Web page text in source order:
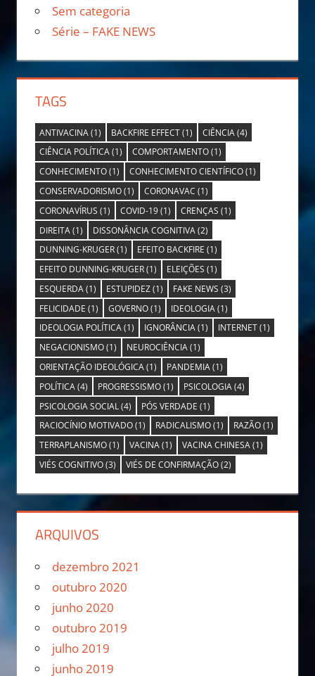
Sem categoria
Série – FAKE NEWS
TAGS
ANTIVACINA(1) BACKFIRE EFFECT(1) CIÊNCIA(4)
CIÊNCIA POLÍTICA(1) COMPORTAMENTO(1)
CONHECIMENTO(1) CONHECIMENTO CIENTÍFICO(1)
CONSERVADORISMO(1) CORONAVAC (1)
CORONAVÍRUS (1) COVID-19(1) CRENÇAS (1)
DIREITA(1) DISSONÂNCIA COGNITIVA(2)
DUNNING-KRUGER(1) EFEITO BACKFIRE (1)
EFEITO DUNNING-KRUGER(1) ELEIÇÕES (1)
ESQUERDA(1) ESTUPIDEZ(1) FAKE NEWS (3)
FELICIDADE (1) GOVERNO(1) IDEOLOGIA(1)
IDEOLOGIA POLÍTICA(1) IGNORÂNCIA(1) INTERNET(1)
NEGACIONISMO(1) NEUROCIÊNCIA(1)
ORIENTAÇÃO IDEOLÓGICA(1) PANDEMIA(1)
POLÍTICA(4) PROGRESSISMO(1) PSICOLOGIA(4)
PSICOLOGIA SOCIAL(4) PÓS VERDADE (1)
RACIOCÍNIO MOTIVADO(1) RADICALISMO(1) RAZÃO(1)
TERRAPLANISMO(1) VACINA(1) VACINA CHINESA(1)
VIÉS COGNITIVO(3) VIÉS DE CONFIRMAÇÃO(2)
ARQUIVOS
dezembro 2021
outubro 2020
junho 2020
outubro 2019
julho 2019
junho 2019